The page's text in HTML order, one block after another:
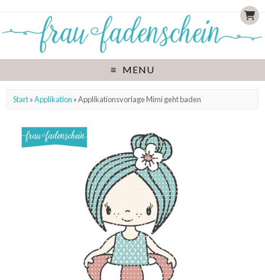
MENU
Start»Applikation » Applikationsvorlage Mimi geht baden